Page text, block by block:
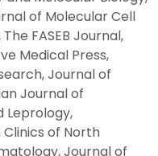
of Molecular Cell
FASEB Journal,
Medical Press,
Journal of
Journal of
Leprology,
of North
Journal of